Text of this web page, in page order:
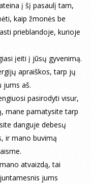
į šį pasaulį tam,
kaip žmonės be
prieblandoje, kurioje
įeiti į jūsų gyvenimą.
apraiškos, tarp jų
jums aš.
pasirodyti visur,
mane pamatysite tarp
danguje debesų
ir mano buvimą
atvaizdą, tai
jums